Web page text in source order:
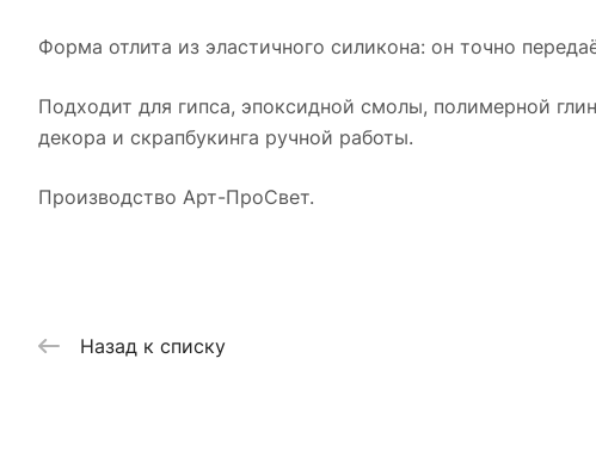
Форма отлита из эластичного силикона: он точно
Подходит для гипса, эпоксидной смолы, полимерной
декора и скрапбукинга ручной работы.
Производство Арт-ПроСвет.
Назад к списку